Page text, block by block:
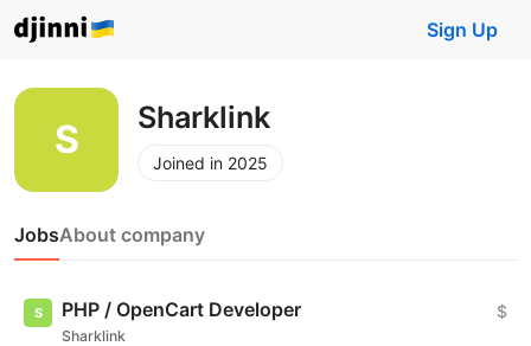
Sign Up
Sharklink
Joined in 2025
JobsAbout company
PHP / OpenCart Developer
Sharklink
$